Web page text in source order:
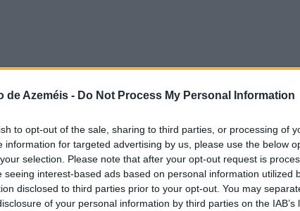
de Azeméis - Do Not Process My Personal Information
to opt-out of the sale, sharing to third parties, or processing of
information for targeted advertising by us, please use the below
selection. Please note that after your opt-out request is
seeing interest-based ads based on personal information utilized
disclosed to third parties prior to your opt-out. You may
of your personal information by third parties on the IAB’s